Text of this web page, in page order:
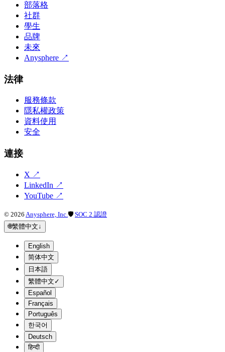
部落格
社群
學生
品牌
未來
Anysphere ↗
法律
服務條款
隱私權政策
資料使用
安全
連接
X ↗
LinkedIn ↗
YouTube ↗
© 2026 Anysphere, Inc. 🛡 SOC 2 認證
🌐繁體中文↓
English
简体中文
日本語
繁體中文 ✓
Español
Français
Português
한국어
Deutsch
हिन्दी